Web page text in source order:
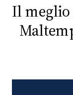
RADIO
PLAYLIST
Il